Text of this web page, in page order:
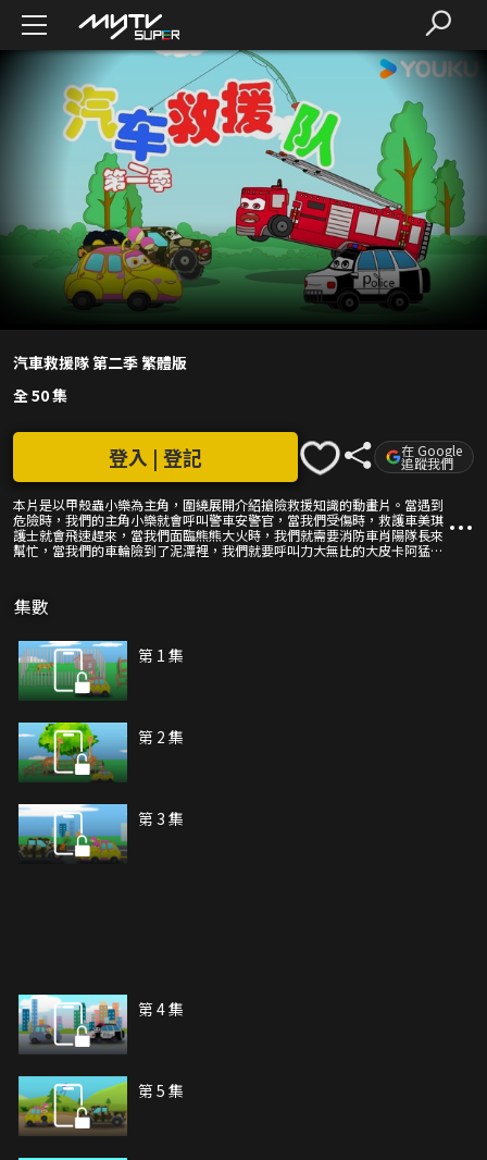
汽車救援隊 第二季 繁體版
全 50 集
本片是以甲殼蟲小樂為主角，圍繞展開介紹搶險救援知識的動畫片。當遇到
危險時，我們的主角小樂就會呼叫警車安警官，當我們受傷時，救護車美琪
護士就會飛速趕來，當我們面臨熊熊大火時，我們就需要消防車肖陽隊長來
幫忙，當我們的車輪險到了泥潭裡，我們就要呼叫力大無比的大皮卡阿猛
援、團結合作與益智認知型動畫片。五種有不同的汽車，也是我們生活中能
看到、也是我們遇到困難與危險時最需要的汽車。我們也賦予了他們不同的
經歷吧！
登入 | 登記 在 Google
追蹤我們
集數
第 1 集
第 2 集
第 3 集
第 4 集
第 5 集